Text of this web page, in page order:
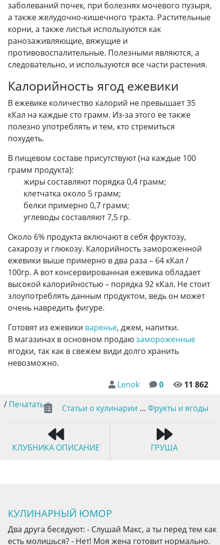
заболеваний почек, при болезнях мочевого пузыря,
а также желудочно-кишечного тракта. Растительные
корни, а также листья используются как
ранозаживляющие, вяжущие и
противовоспалительные. Полезными являются, а
следовательно, и используются все части растения.
Калорийность ягод ежевики
В ежевике количество калорий не превышает 35
кКал на каждые сто грамм. Из-за этого ее также
полезно употреблять и тем, кто стремиться
похудеть.
В пищевом составе присутствуют (на каждые 100
грамм продукта):
жиры составляют порядка 0,4 грамм;
клетчатка около 5 грамм;
белки примерно 0,7 грамм;
углеводы составляют 7,5 гр.
Около 6% продукта включают в себя фруктозу,
сахарозу и глюкозу. Калорийность замороженной
ежевики выше примерно в два раза – 64 кКал /
100гр. А вот консервированная ежевика обладает
высокой калорийностью – порядка 92 кКал. Не стоит
злоупотреблять данным продуктом, ведь он может
очень навредить фигуре.
Готовят из ежевики варенье, джем, напитки.
В магазинах в основном продаюзамороженные
ягодки, так как в свежем види долго хранить
невозможно.
Lenok
0
11 862
/ Печатать Статьи о кулинарии … Фрукты и ягоды
КЛУБНИКА ОПИСАНИЕ ГРУША
КУЛИНАРНЫЙ ЮМОР
Два друга беседуют: - Слушай Макс, а ты перед тем как
есть молишься? - Нет! Моя жена готовит нормально.